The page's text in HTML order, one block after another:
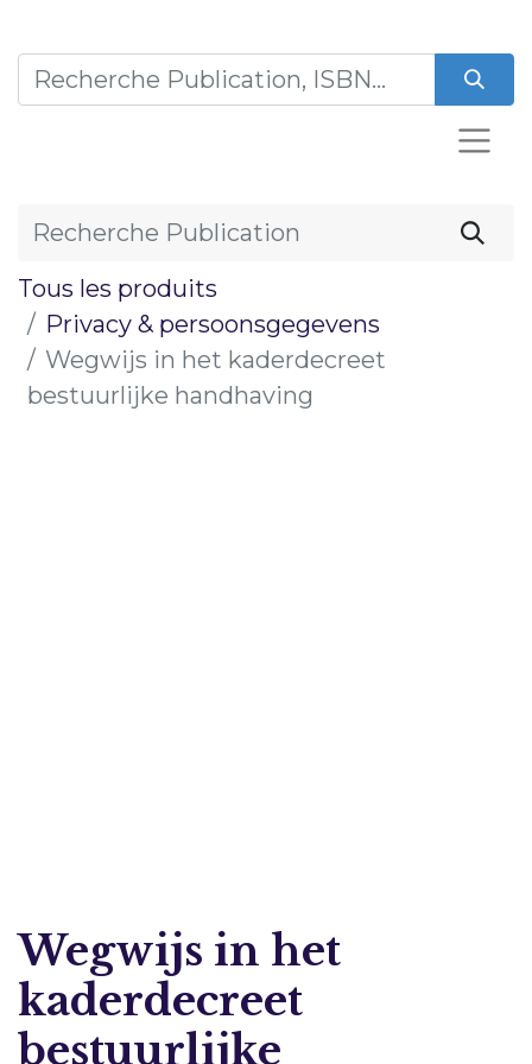
Tous les produits
Privacy & persoonsgegevens
Wegwijs in het kaderdecreet
bestuurlijke handhaving
Wegwijs in het
kaderdecreet
bestuurlijke